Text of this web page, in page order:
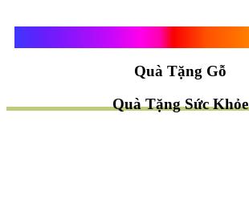
Quà Tặng Gỗ
Quà Tặng Sức Khỏe